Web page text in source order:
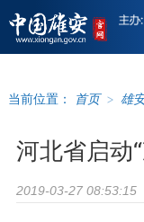
当前位置： 首页 > 雄
河北省启动
2019-03-27 08:53:15